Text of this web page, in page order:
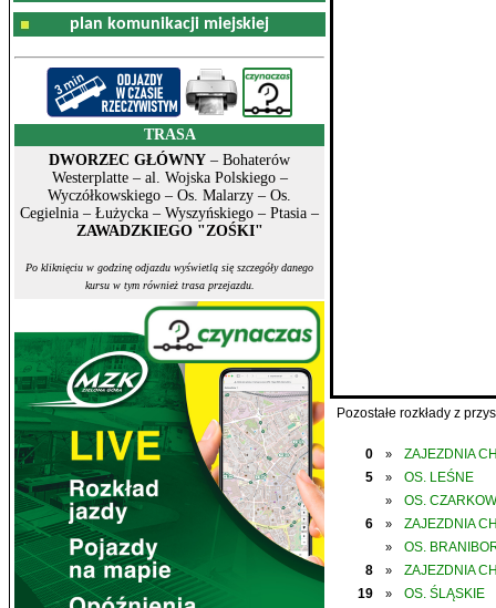
plan komunikacji miejskiej
TRASA
DWORZEC GŁÓWNY – Bohaterów
Westerplatte – al. Wojska Polskiego –
Wyczółkowskiego – Os. Malarzy – Os.
Cegielnia – Łużycka – Wyszyńskiego – Ptasia –
ZAWADZKIEGO "ZOŚKI"
Po kliknięciu w godzinę odjazdu wyświetlą się szczegóły danego
kursu w tym również trasa przejazdu.
Pozostałe rozkłady z
0 »
ZAJEZDNIA
5
» OS. LEŚNE
»
OS.
6
» ZAJEZDNIA
»
OS.
8
»
ZAJEZDNIA
19
» OS. ŚLĄSKIE